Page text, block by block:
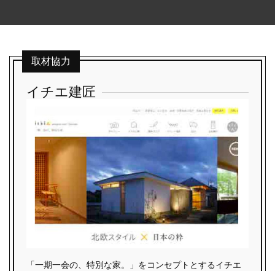
取材協力
イチエ建匠
「一期一会の、特別な家。」をコンセプトとするイチエ